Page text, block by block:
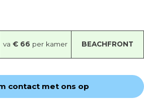
va € 66 per kamer BEACHFRONT
contact met ons op